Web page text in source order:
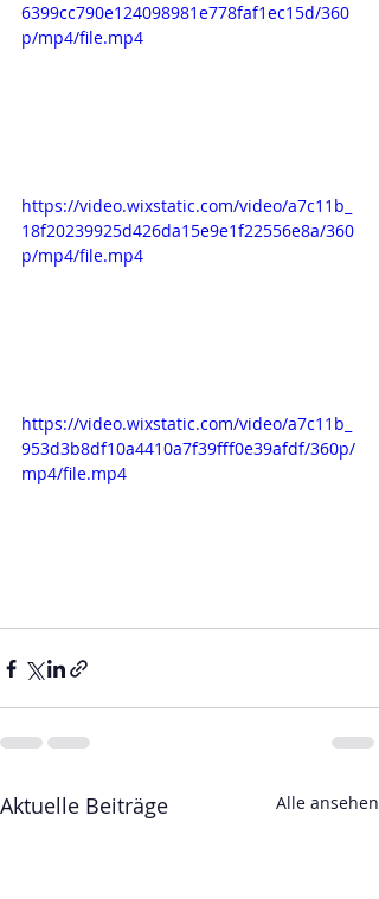
6399cc790e124098981e778faf1ec15d/360
p/mp4/file.mp4
https://video.wixstatic.com/video/a7c11b_
18f20239925d426da15e9e1f22556e8a/360
p/mp4/file.mp4
https://video.wixstatic.com/video/a7c11b_
953d3b8df10a4410a7f39fff0e39afdf/360p/
mp4/file.mp4
Aktuelle Beiträge Alle ansehen